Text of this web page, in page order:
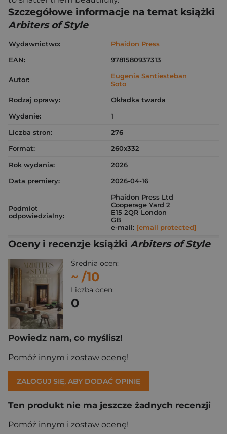
Szczegółowe informacje na temat książki
Arbiters of Style
Wydawnictwo:
Phaidon Press
EAN:
9781580937313
Autor:
Eugenia Santiesteban
Soto
Rodzaj oprawy:
Okładka twarda
Wydanie:
1
Liczba stron:
276
Format:
260x332
Rok wydania:
2026
Data premiery:
2026-04-16
Podmiot
odpowiedzialny:
Phaidon Press Ltd
Cooperage Yard 2
E15 2QR London
GB
e-mail: [email protected]
Oceny i recenzje książki Arbiters of Style
Średnia ocen:
~ /10
Liczba ocen:
0
Powiedz nam, co myślisz!
Pomóż innym i zostaw ocenę!
ZALOGUJ SIĘ, ABY DODAĆ OPINIĘ
Ten produkt nie ma jeszcze żadnych recenzji
Pomóż innym i zostaw ocenę!